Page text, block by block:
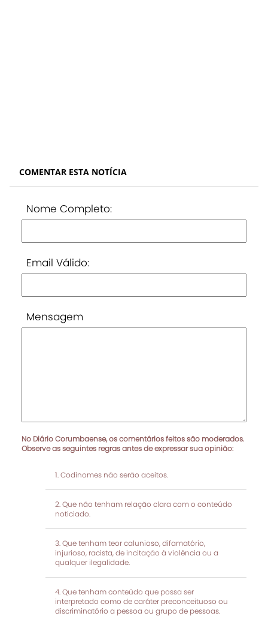
COMENTAR ESTA NOTÍCIA
Nome Completo:
Email Válido:
Mensagem
No Diário Corumbaense, os comentários feitos são moderados.
Observe as seguintes regras antes de expressar sua opinião:
Codinomes não serão aceitos.
Que não tenham relação clara com o conteúdo
noticiado.
Que tenham teor calunioso, difamatório,
injurioso, racista, de incitação à violência ou a
qualquer ilegalidade.
Que tenham conteúdo que possa ser
interpretado como de caráter preconceituoso ou
discriminatório a pessoa ou grupo de pessoas.